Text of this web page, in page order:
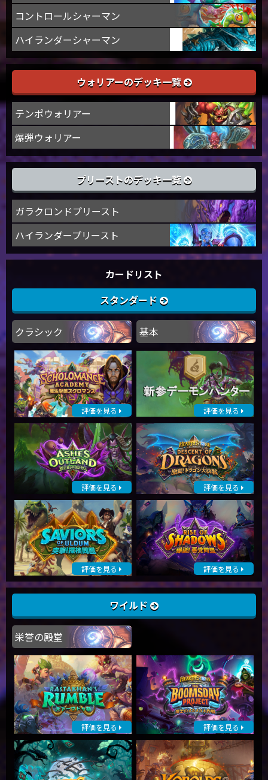
コントロールシャーマン
ハイランダーシャーマン
ウォリアーのデッキ一覧
テンポウォリアー
爆弾ウォリアー
プリーストのデッキ一覧
ガラクロンドプリースト
ハイランダープリースト
カードリスト
スタンダード
クラシック 基本
評価を見る 評価を見る
評価を見る 評価を見る
評価を見る 評価を見る
ワイルド
栄誉の殿堂
評価を見る 評価を見る